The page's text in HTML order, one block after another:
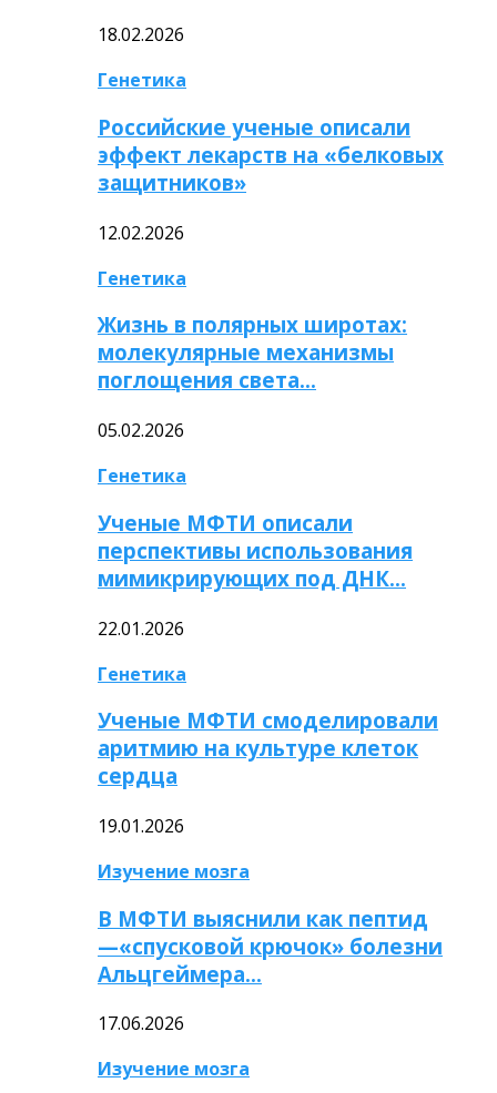
18.02.2026
Генетика
Российские ученые описали
эффект лекарств на «белковых
защитников»
12.02.2026
Генетика
Жизнь в полярных широтах:
молекулярные механизмы
поглощения света…
05.02.2026
Генетика
Ученые МФТИ описали
перспективы использования
мимикрирующих под ДНК…
22.01.2026
Генетика
Ученые МФТИ смоделировали
аритмию на культуре клеток
сердца
19.01.2026
Изучение мозга
В МФТИ выяснили как пептид
—«спусковой крючок» болезни
Альцгеймера…
17.06.2026
Изучение мозга